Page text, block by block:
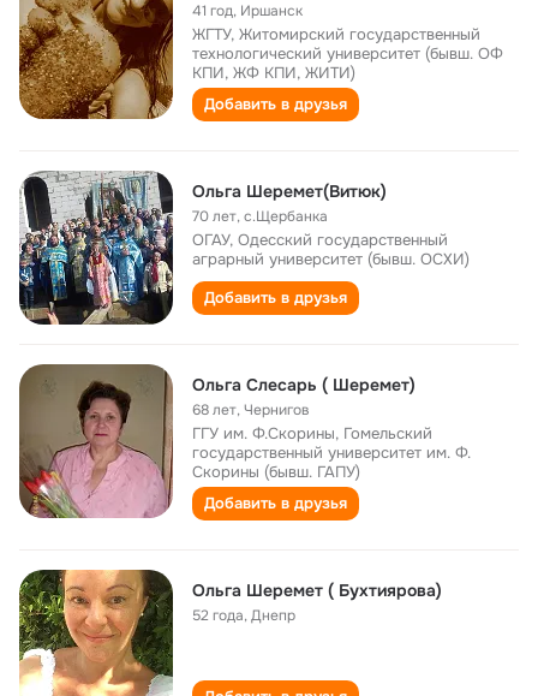
41 год, Иршанск
ЖГТУ, Житомирский государственный
технологический университет (бывш. ОФ
КПИ, ЖФ КПИ, ЖИТИ)
Добавить в друзья
Ольга Шеремет(Витюк)
70 лет,с.Щербанка
ОГАУ, Одесский государственный
аграрный университет (бывш. ОСХИ)
Добавить в друзья
Ольга Слесарь ( Шеремет)
68 лет,Чернигов
ГГУ им. Ф.Скорины, Гомельский
государственный университет им. Ф.
Скорины (бывш. ГАПУ)
Добавить в друзья
Ольга Шеремет ( Бухтиярова)
52 года,Днепр